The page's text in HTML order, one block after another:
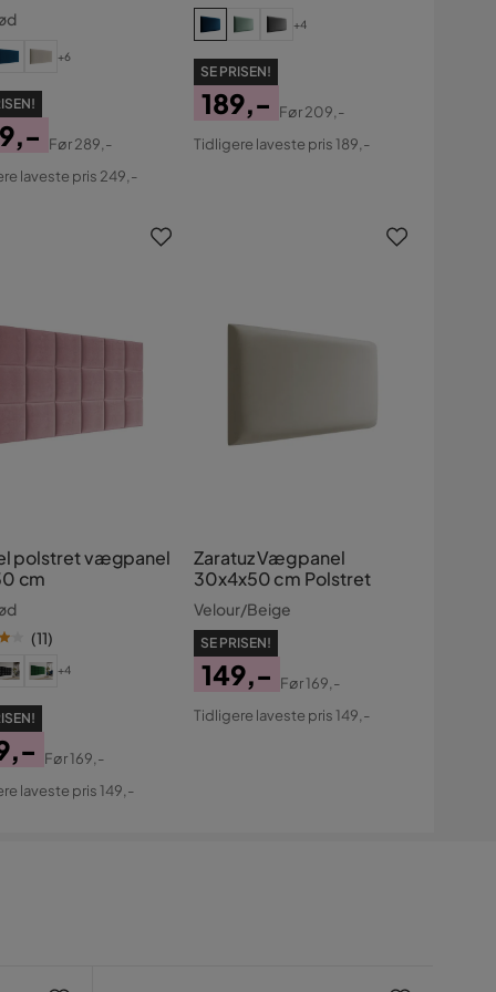
+6
Før289,-
laveste pris 249,-
+4
SE PRISEN!
Pris
189,-
Original
Før209,-
Tidligere laveste pris 189,-
polstret vægpanel
cm
(11)
+4
Før169,-
laveste pris 149,-
Zaratuz Vægpanel
30x4x50 cm Polstret
Velour/Beige
SE PRISEN!
Pris
149,-
Original
Før169,-
Tidligere laveste pris 149,-